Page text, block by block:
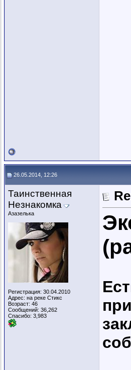
26.05.2014, 12:26
Таинственная
Незнакомка
Азазелька
Регистрация: 30.04.2010
Адрес: на реке Стикс
Возраст: 46
Сообщений: 36,262
Спасибо: 3,983